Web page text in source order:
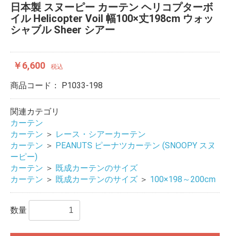
日本製 スヌーピー カーテン ヘリコプターボ
イル Helicopter Voil 幅100×丈198cm ウォッ
シャブル Sheer シアー
￥6,600 税込
商品コード： P1033-198
関連カテゴリ
カーテン
カーテン ＞ レース・シアーカーテン
カーテン ＞ PEANUTS ピーナツカーテン (SNOOPY スヌ
ーピー)
カーテン ＞ 既成カーテンのサイズ
カーテン ＞ 既成カーテンのサイズ ＞ 100×198～200cm
数量